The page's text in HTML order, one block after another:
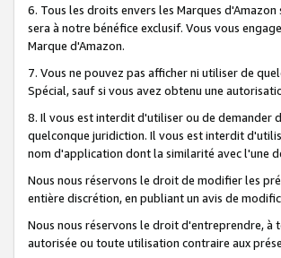
6. Tous les droits envers les Marques
sera à notre bénéfice exclusif. Vous vous
Marque d'Amazon.
7. Vous ne pouvez pas afficher ni utiliser de
Spécial, sauf si vous avez obtenu une
8. Il vous est interdit d'utiliser ou de demander
quelconque juridiction. Il vous est interdit
nom d'application dont la similarité avec l'une
Nous nous réservons le droit de modifier les
entière discrétion, en publiant un avis de
Nous nous réservons le droit d'entreprendre,
autorisée ou toute utilisation contraire aux